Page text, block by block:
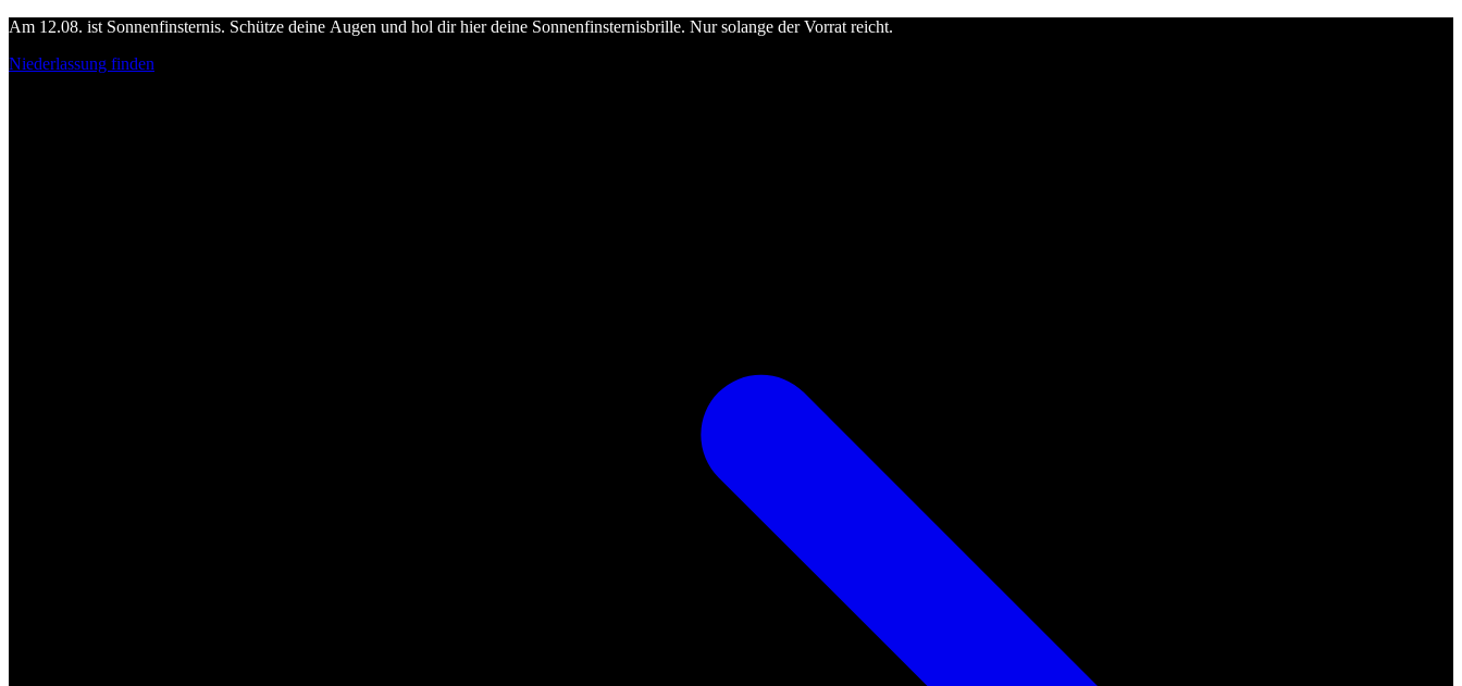
Am 12.08. ist Sonnenfinsternis. Schütze deine Augen und hol dir hier deine Sonnenfinsternisbrille. Nur solange der Vorrat reicht.
Niederlassung finden